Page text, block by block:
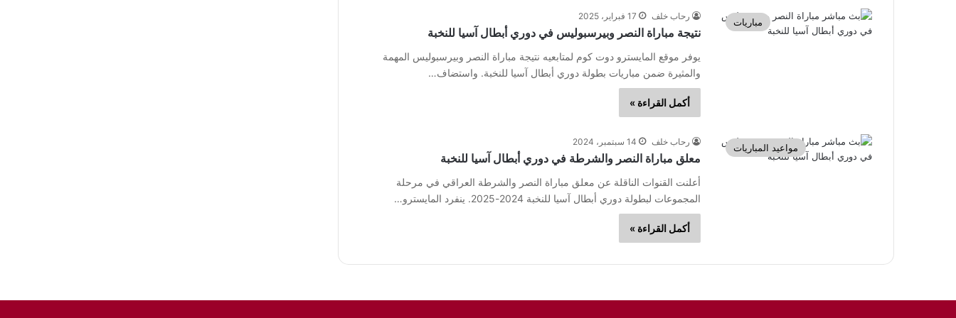
مباريات
رحاب خلف 17 فبراير، 2025
نتيجة مباراة النصر وبيرسبوليس في دوري أبطال آسيا للنخبة
يوفر موقع المايسترو دوت كوم لمتابعيه نتيجة مباراة النصر وبيرسبوليس المهمة
والمثيرة ضمن مباريات بطولة دوري أبطال آسيا للنخبة. واستضاف…
أكمل القراءة »
مواعيد المباريات
رحاب خلف 14 سبتمبر، 2024
معلق مباراة النصر والشرطة في دوري أبطال آسيا للنخبة
أعلنت القنوات الناقلة عن معلق مباراة النصر والشرطة العراقي في مرحلة
المجموعات لبطولة دوري أبطال آسيا للنخبة 2024-2025. ينفرد المايسترو…
أكمل القراءة »